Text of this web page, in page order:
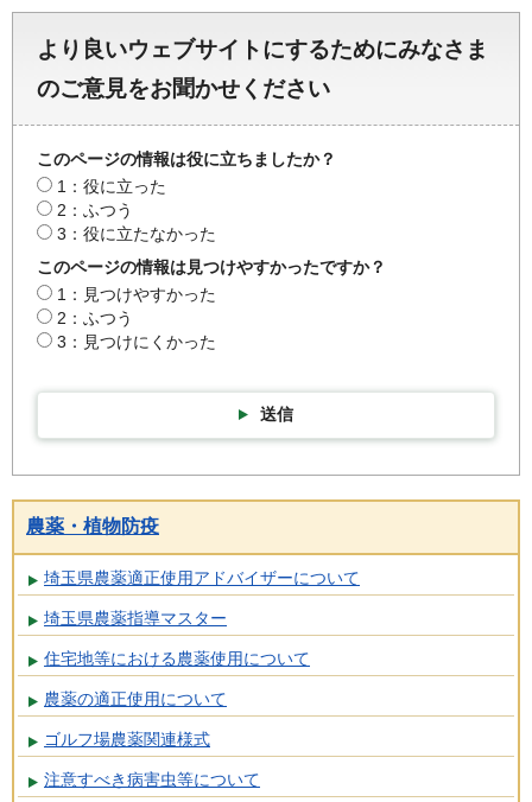
より良いウェブサイトにするためにみなさま
のご意見をお聞かせください
このページの情報は役に立ちましたか？
1：役に立った
2：ふつう
3：役に立たなかった
このページの情報は見つけやすかったですか？
1：見つけやすかった
2：ふつう
3：見つけにくかった
送信
農薬・植物防疫
埼玉県農薬適正使用アドバイザーについて
埼玉県農薬指導マスター
住宅地等における農薬使用について
農薬の適正使用について
ゴルフ場農薬関連様式
注意すべき病害虫等について